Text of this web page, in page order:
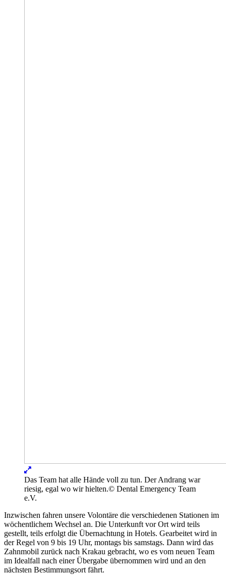
Lightbox
öffnen
Das Team hat alle Hände voll zu tun. Der Andrang war
riesig, egal wo wir hielten.© Dental Emergency Team
e.V.
Inzwischen fahren unsere Volontäre die verschiedenen Stationen im
wöchentlichem Wechsel an. Die Unterkunft vor Ort wird teils
gestellt, teils erfolgt die Übernachtung in Hotels. Gearbeitet wird in
der Regel von 9 bis 19 Uhr, montags bis samstags. Dann wird das
Zahnmobil zurück nach Krakau gebracht, wo es vom neuen Team
im Idealfall nach einer Übergabe übernommen wird und an den
nächsten Bestimmungsort fährt.